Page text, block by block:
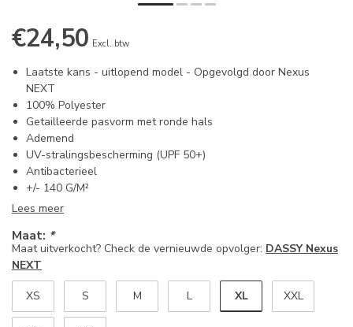
€24,50 Excl. btw
Laatste kans - uitlopend model - Opgevolgd door Nexus
NEXT
100% Polyester
Getailleerde pasvorm met ronde hals
Ademend
UV-stralingsbescherming (UPF 50+)
Antibacterieel
+/- 140 G/M²
Lees meer
Maat uitverkocht? Check de vernieuwde opvolger: DASSY Nexus
NEXT
Maat: *
XS S M L XL XXL